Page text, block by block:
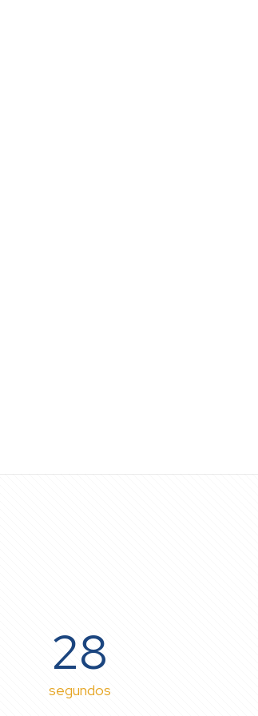
28
segundos